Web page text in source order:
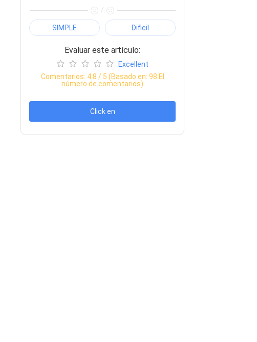
/
SIMPLE Dificil
Evaluar este artículo:
Excellent
Comentarios: 4.8 / 5 (Basado en: 98 El
número de comentarios)
Click en